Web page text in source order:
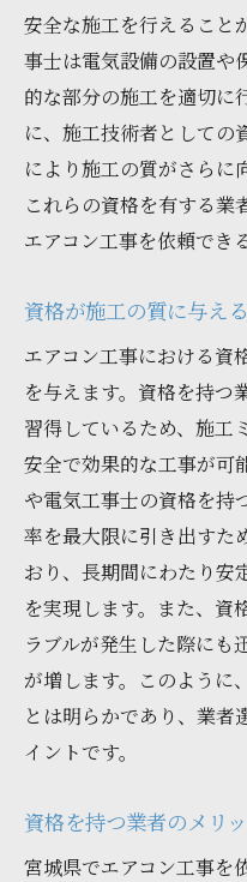
安全な施工を行えること
事士は電気設備の設置や
的な部分の施工を適切に
に、施工技術者としての
により施工の質がさらに
これらの資格を有する業
エアコン工事を依頼でき
資格が施工の質に与え
エアコン工事における資
を与えます。資格を持つ
習得しているため、施工
安全で効果的な工事が可
や電気工事士の資格を持
率を最大限に引き出すた
おり、長期間にわたり安
を実現します。また、資
ラブルが発生した際にも
が増します。このように
とは明らかであり、業者
イントです。
資格を持つ業者のメリ
宮城県でエアコン工事を